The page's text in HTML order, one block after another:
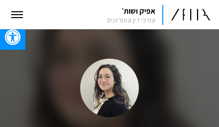
אפיק ושות׳
עורכי דין ונוטריונים